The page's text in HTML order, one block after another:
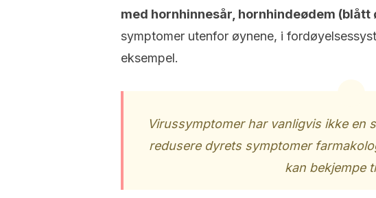
med hornhinnesår, hornhindeødem
symptomer utenfor øynene, i
eksempel.
Virussymptomer har vanligvis ikke en
redusere dyrets symptomer
kan bekjempe